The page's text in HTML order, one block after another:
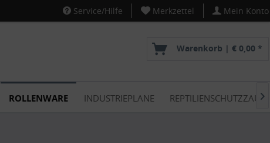
Service/Hilfe Merkzettel Mein Konto
Warenkorb | € 0,00 *
ROLLENWARE INDUSTRIEPLANE REPTILIENSCHUTZZAUN
